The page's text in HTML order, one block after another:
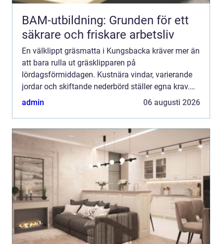
BAM-utbildning: Grunden för ett
säkrare och friskare arbetsliv
En välklippt gräsmatta i Kungsbacka kräver mer än
att bara rulla ut gräsklipparen på
lördagsförmiddagen. Kustnära vindar, varierande
jordar och skiftande nederbörd ställer egna krav.
Med rä...
admin 06 augusti 2026